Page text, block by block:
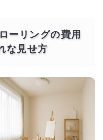
ーリングの費用
な見せ方